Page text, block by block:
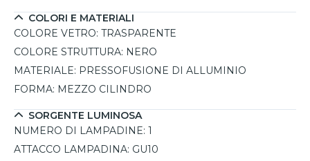
atmosferici.
COLORI E MATERIALI
COLORE VETRO: TRASPARENTE
COLORE STRUTTURA: NERO
MATERIALE: PRESSOFUSIONE DI ALLUMINIO
FORMA: MEZZO CILINDRO
SORGENTE LUMINOSA
NUMERO DI LAMPADINE: 1
ATTACCO LAMPADINA: GU10